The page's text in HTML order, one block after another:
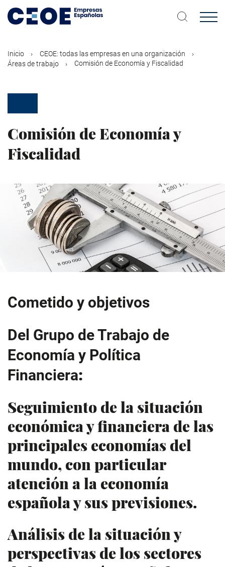
contenido
Inicio
CEOE: todas las empresas en una organización
Áreas de trabajo
Comisión de Economía y Fiscalidad
Comisión de Economía y
Fiscalidad
Cometido y objetivos
Del Grupo de Trabajo de
Economía y Política
Financiera:
Seguimiento de la situación
económica y financiera de las
principales economías del
mundo, con particular
atención a la economía
española y sus previsiones.
Análisis de la situación y
perspectivas de los sectores